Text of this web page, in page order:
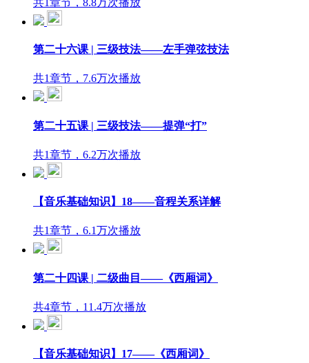
共1章节，8.8万次播放
第二十六课 | 三级技法——左手弹弦技法
共1章节，7.6万次播放
第二十五课 | 三级技法——提弹“打”
共1章节，6.2万次播放
【音乐基础知识】18——音程关系详解
共1章节，6.1万次播放
第二十四课 | 二级曲目——《西厢词》
共4章节，11.4万次播放
【音乐基础知识】17——《西厢词》